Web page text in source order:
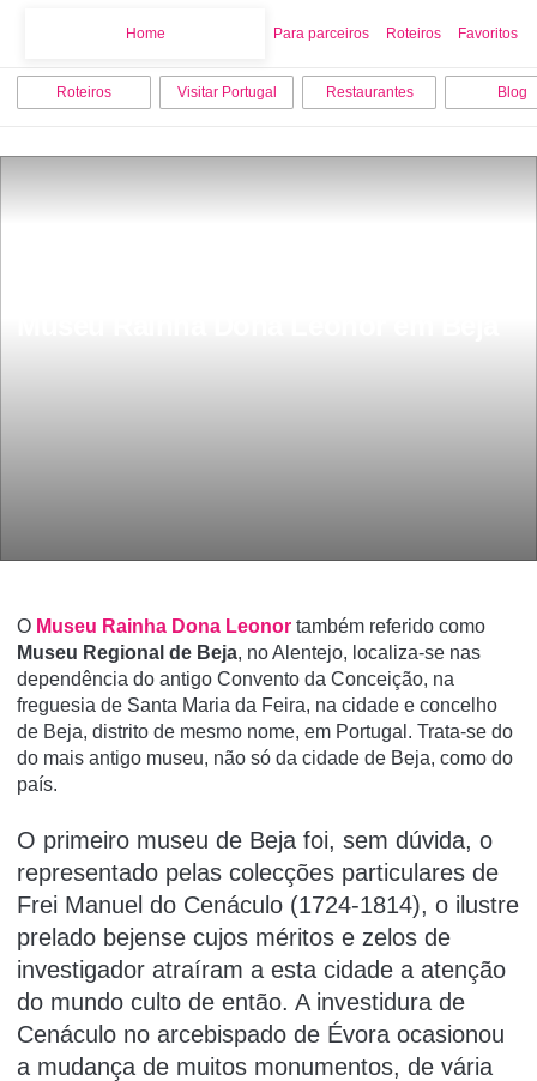
Home Para parceiros Roteiros Favoritos
Roteiros Visitar Portugal Restaurantes Blog
O Museu Rainha Dona Leonor também referido como
Museu Regional de Beja, no Alentejo, localiza-se nas
dependência do antigo Convento da Conceição, na
freguesia de Santa Maria da Feira, na cidade e concelho
de Beja, distrito de mesmo nome, em Portugal. Trata-se do
do mais antigo museu, não só da cidade de Beja, como do
paí­s.
O primeiro museu de Beja foi, sem dúvida, o
representado pelas colecções particulares de
Frei Manuel do Cenáculo (1724-1814), o ilustre
prelado bejense cujos méritos e zelos de
investigador atraíram a esta cidade a atenção
do mundo culto de então. A investidura de
Cenáculo no arcebispado de Évora ocasionou
a mu­dança de muitos monumentos, de vária